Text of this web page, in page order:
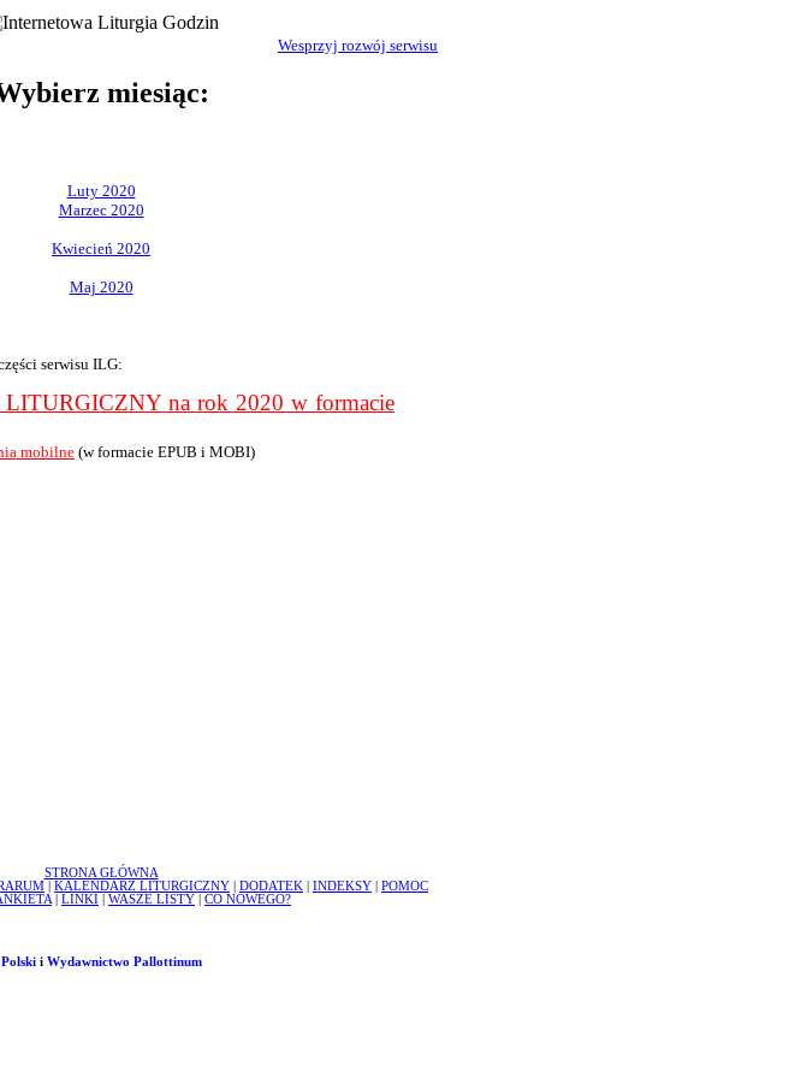
Wesprzyj rozwój serwisu
miesiąc:
Luty 2020
Marzec 2020
Kwiecień 2020
Maj 2020
serwisu ILG:
na rok 2020 w formacie
mobilne (w formacie EPUB i MOBI)
STRONA GŁÓWNA
KALENDARZ LITURGICZNY DODATEK INDEKSY
POMOC
LINKI WASZE LISTY CO NOWEGO?
i Wydawnictwo Pallottinum